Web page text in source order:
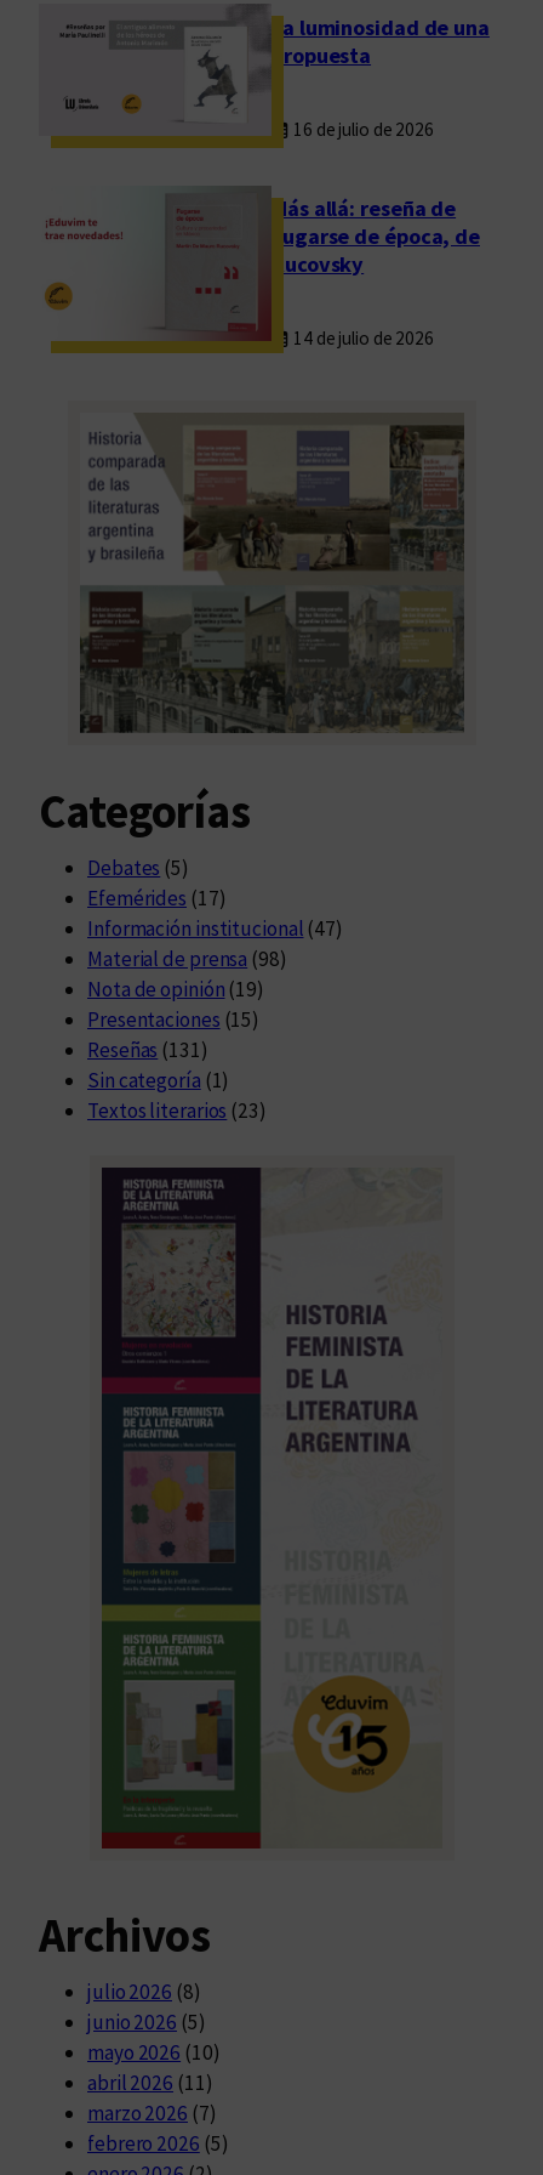
n
i
m
c
t
s
o
i
o
-
c
u
t
u
r
a
l
La luminosidad de una
propuesta
16 de julio de 2026
Más allá: reseña de
Fugarse de época, de
Rucovsky
14 de julio de 2026
Categorías
Debates (5)
Efemérides (17)
Información institucional (47)
Material de prensa (98)
Nota de opinión (19)
Presentaciones (15)
Reseñas (131)
Sin categoría (1)
Textos literarios (23)
Archivos
julio 2026 (8)
junio 2026 (5)
mayo 2026 (10)
abril 2026 (11)
marzo 2026 (7)
febrero 2026 (5)